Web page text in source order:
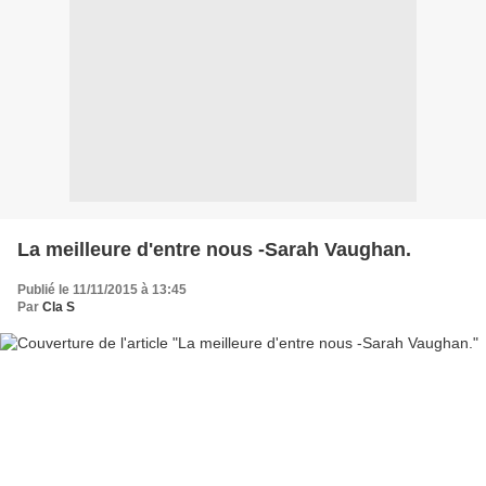
La meilleure d'entre nous -Sarah Vaughan.
Publié le 11/11/2015 à 13:45
Par Cla S